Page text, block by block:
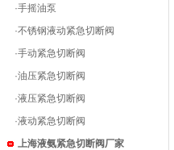
·手摇油泵
·不锈钢液动紧急切断阀
·手动紧急切断阀
·油压紧急切断阀
·液压紧急切断阀
·液动紧急切断阀
上海液氨紧急切断阀厂家